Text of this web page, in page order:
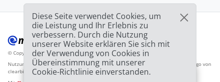
© Copyright 2012-2026 Mailbird™Alle Rechte vorbehalten.
Nutzungsbedingunen Datenschutzbestimmungen Inhaltsverzeichnis
Anbieter-Logo von
clearbit.com
Diese Seite verwendet Cookies, um
die Leistung und Ihr Erlebnis zu
verbessern. Durch die Nutzung
unserer Website erklären Sie sich mit
der Verwendung von Cookies in
Übereinstimmung mit unserer
Cookie-Richtlinie einverstanden.
🎉SPEZIAL ANGEBOT: